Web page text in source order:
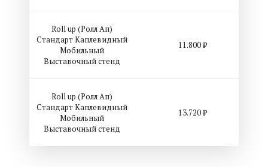
Roll up (Ролл Ап)
Стандарт Каплевидный
Мобильный
Выставочный стенд
11.800 ₽
Roll up (Ролл Ап)
Стандарт Каплевидный
Мобильный
Выставочный стенд
13.720 ₽